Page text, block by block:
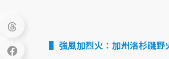
強風加烈火：加州洛杉磯